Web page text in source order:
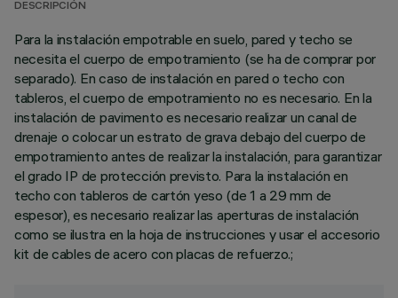
DESCRIPCIÓN
Para la instalación empotrable en suelo, pared y techo se
necesita el cuerpo de empotramiento (se ha de comprar por
separado). En caso de instalación en pared o techo con
tableros, el cuerpo de empotramiento no es necesario. En la
instalación de pavimento es necesario realizar un canal de
drenaje o colocar un estrato de grava debajo del cuerpo de
empotramiento antes de realizar la instalación, para garantizar
el grado IP de protección previsto. Para la instalación en
techo con tableros de cartón yeso (de 1 a 29 mm de
espesor), es necesario realizar las aperturas de instalación
como se ilustra en la hoja de instrucciones y usar el accesorio
kit de cables de acero con placas de refuerzo.;